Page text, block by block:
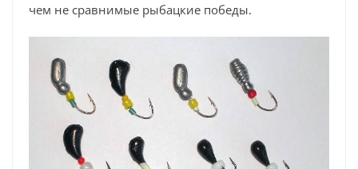
чем не сравнимые рыбацкие победы.